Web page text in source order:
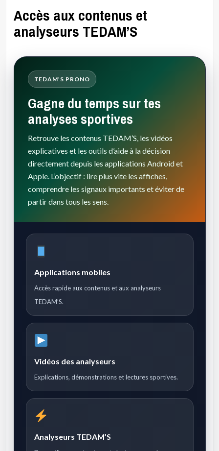
Accès aux contenus et
analyseurs TEDAM’S
TEDAM’S PRONO
Gagne du temps sur tes
analyses sportives
Retrouve les contenus TEDAM’S, les vidéos
explicatives et les outils d’aide à la décision
directement depuis les applications Android et
Apple. L’objectif : lire plus vite les affiches,
comprendre les signaux importants et éviter de
partir dans tous les sens.
Applications mobiles
Accès rapide aux contenus et aux analyseurs
TEDAM’S.
Vidéos des analyseurs
Explications, démonstrations et lectures sportives.
Analyseurs TEDAM’S